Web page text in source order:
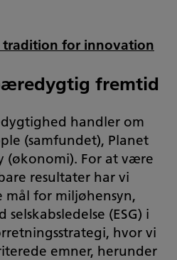
tradition for innovation
fremtid
handler om
(samfundet), Planet
(økonomi). For at være
resultater har vi
for miljøhensyn,
(ESG) i
hvor vi
emner, herunder